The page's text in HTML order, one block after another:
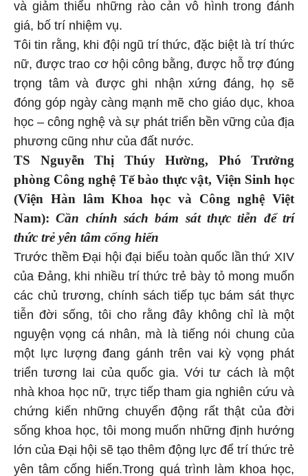
và giảm thiểu những rào cản vô hình trong đánh
giá, bố trí nhiệm vụ.
Tôi tin rằng, khi đội ngũ trí thức, đặc biệt là trí thức
nữ, được trao cơ hội công bằng, được hỗ trợ đúng
trọng tâm và được ghi nhận xứng đáng, họ sẽ
đóng góp ngày càng mạnh mẽ cho giáo dục, khoa
học – công nghệ và sự phát triển bền vững của địa
phương cũng như của đất nước.
TS Nguyễn Thị Thúy Hường, Phó Trưởng
phòng Công nghệ Tế bào thực vật, Viện Sinh học
(Viện Hàn lâm Khoa học và Công nghệ Việt
Nam):Cần chính sách bám sát thực tiễn để trí
thức trẻ yên tâm cống hiến
Trước thềm Đại hội đại biểu toàn quốc lần thứ XIV
của Đảng, khi nhiều trí thức trẻ bày tỏ mong muốn
các chủ trương, chính sách tiếp tục bám sát thực
tiễn đời sống, tôi cho rằng đây không chỉ là một
nguyện vọng cá nhân, mà là tiếng nói chung của
một lực lượng đang gánh trên vai kỳ vọng phát
triển tương lai của quốc gia. Với tư cách là một
nhà khoa học nữ, trực tiếp tham gia nghiên cứu và
chứng kiến những chuyển động rất thật của đời
sống khoa học, tôi mong muốn những định hướng
lớn của Đại hội sẽ tạo thêm động lực để trí thức trẻ
yên tâm cống hiến.Trong quá trình làm khoa học,